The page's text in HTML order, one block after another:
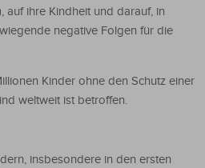
auf ihre Kindheit und darauf, in
negative Folgen für die
Kinder ohne den Schutz einer
weltweit ist betroffen.
insbesondere in den ersten